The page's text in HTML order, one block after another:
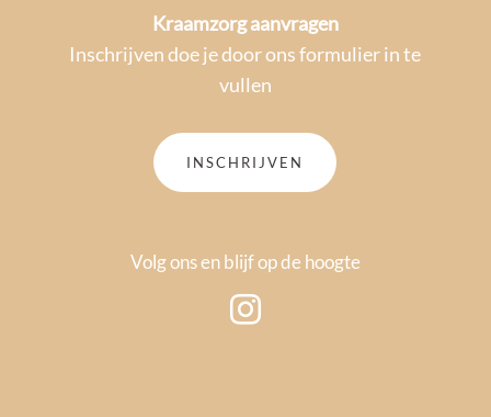
Kraamzorg aanvragen
Inschrijven doe je door ons formulier in te
vullen
INSCHRIJVEN
Volg ons en blijf op de hoogte
